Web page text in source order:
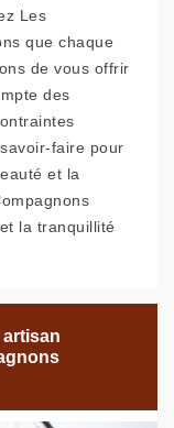
Les
que chaque
de vous offrir
des
faire pour
et la
la tranquillité
artisan